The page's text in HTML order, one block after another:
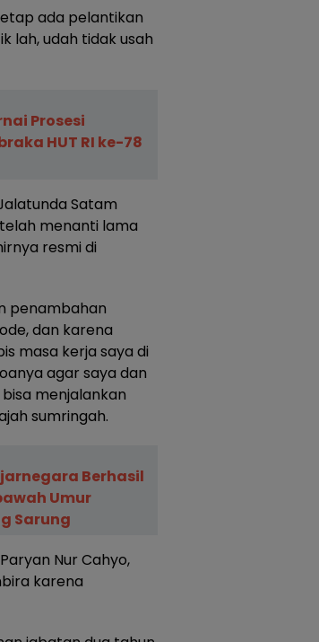
ada pelantikan
lah, udah tidak usah
Prosesi
HUT RI ke-78
Satam
menanti lama
resmi di
penambahan
dan karena
masa kerja saya di
agar saya dan
menjalankan
sumringah.
Berhasil
Umur
Sarung
Nur Cahyo,
karena